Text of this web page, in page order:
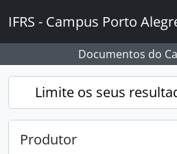
IFRS - Campus Porto
Documentos do
Limite os seus
Produtor